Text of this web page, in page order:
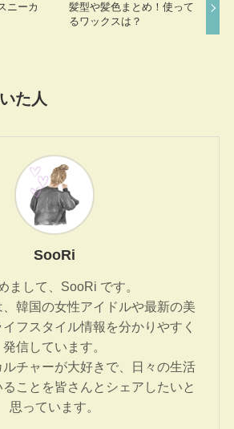
ニーカ
髪型や髪色まとめ！使って
るワックスは？
た人
SooRi
まして、SooRi です。
韓国の女性アイドルや最新の美
フスタイル情報を分かりやすく
発信しています。
チャーが大好きで、日々の生活
ことを皆さんとシェアしたいと
思っています。